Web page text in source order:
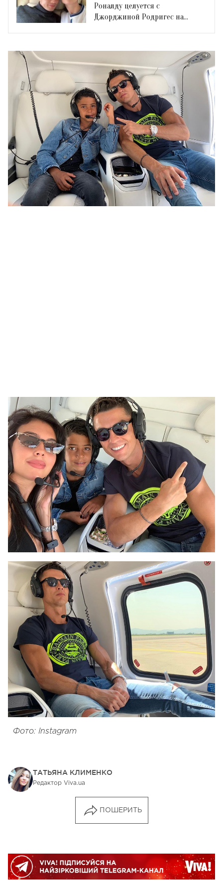
Роналду целуется с
Джорджиной Родригес на
Фото: Instagram
ТАТЬЯНА КЛИМЕНКО
Редактор Viva.ua
ПОШЕРИТЬ